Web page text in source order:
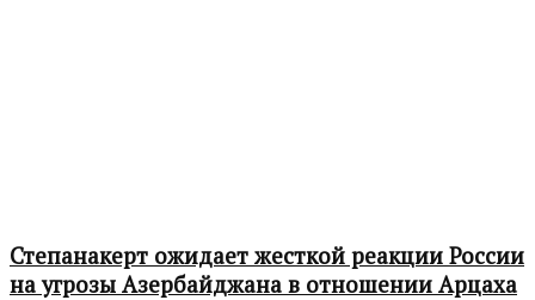
Степанакерт ожидает жесткой реакции России
на угрозы Азербайджана в отношении Арцаха